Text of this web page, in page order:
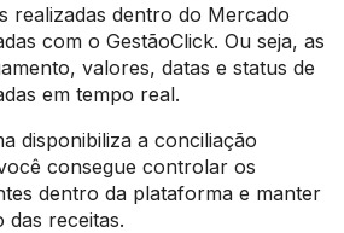
realizadas dentro do Mercado
com o GestãoClick. Ou seja, as
valores, datas e status de
em tempo real.
disponibiliza a conciliação
consegue controlar os
dentro da plataforma e manter
receitas.